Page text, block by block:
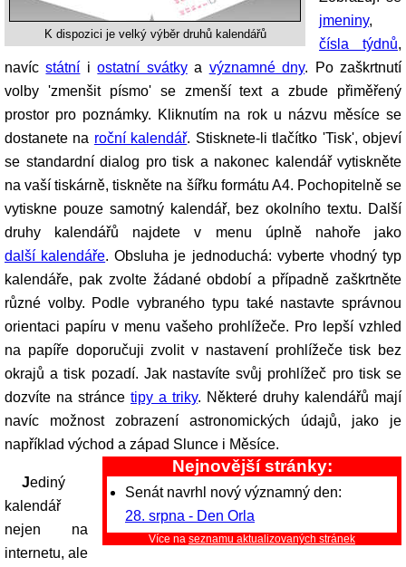
K dispozici je velký výběr druhů kalendářů
jmeniny,
čísla týdnů,
navícstátní iostatní svátkya významné dny. Po zaškrtnutí
volby 'zmenšit písmo' se zmenší text a zbude přiměřený
prostor pro poznámky. Kliknutím na rok u názvu měsíce se
dostanete na roční kalendář. Stisknete-li tlačítko 'Tisk', objeví
se standardní dialog pro tisk a nakonec kalendář vytiskněte
na vaší tiskárně, tiskněte na šířku formátu A4. Pochopitelně se
vytiskne pouze samotný kalendář, bez okolního textu. Další
druhy kalendářů najdete v menu úplně nahoře jako
další kalendáře. Obsluha je jednoduchá: vyberte vhodný typ
kalendáře, pak zvolte žádané období a případně zaškrtněte
různé volby. Podle vybraného typu také nastavte správnou
orientaci papíru v menu vašeho prohlížeče. Pro lepší vzhled
na papíře doporučuji zvolit v nastavení prohlížeče tisk bez
okrajů a tisk pozadí. Jak nastavíte svůj prohlížeč pro tisk se
dozvíte na stránce tipy a triky. Některé druhy kalendářů mají
navíc možnost zobrazení astronomických údajů, jako je
například východ a západ Slunce i Měsíce.
Nejnovější stránky:
Senát navrhl nový významný den:
28. srpna - Den Orla
Více na seznamu aktualizovaných stránek
Jediný
kalendář
nejen na
internetu, ale